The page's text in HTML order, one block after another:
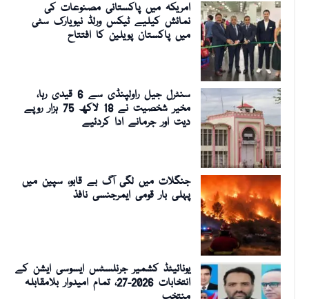
امریکہ میں پاکستانی مصنوعات کی
نمائش کیلیے ٹیکس ورلڈ نیویارک سٹی
میں پاکستان پویلین کا افتتاح
سنٹرل جیل راولپنڈی سے 6 قیدی رہا،
مخیر شخصیت نے 18 لاکھ 75 ہزار روپے
دیت اور جرمانے ادا کردئیے
جنگلات میں لگی آگ بے قابو، سپین میں
پہلی بار قومی ایمرجنسی نافذ
یونائیٹڈ کشمیر جرنلسٹس ایسوسی ایشن کے
انتخابات 2026-27، تمام امیدوار بلامقابلہ